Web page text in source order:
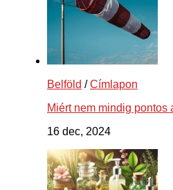
Belföld /Címlapon
Miért nem mindig
16 dec, 2024